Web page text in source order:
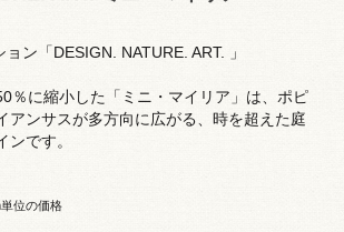
ン「DESIGN. NATURE. ART. 」
％に縮小した「ミニ・マイリア」は、ポピ
アンサスが多方向に広がる、時を超えた庭
ンです。
位の価格